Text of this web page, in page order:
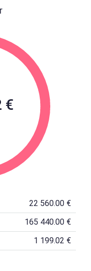
€
22 560.00 €
165 440.00 €
1 199.02 €